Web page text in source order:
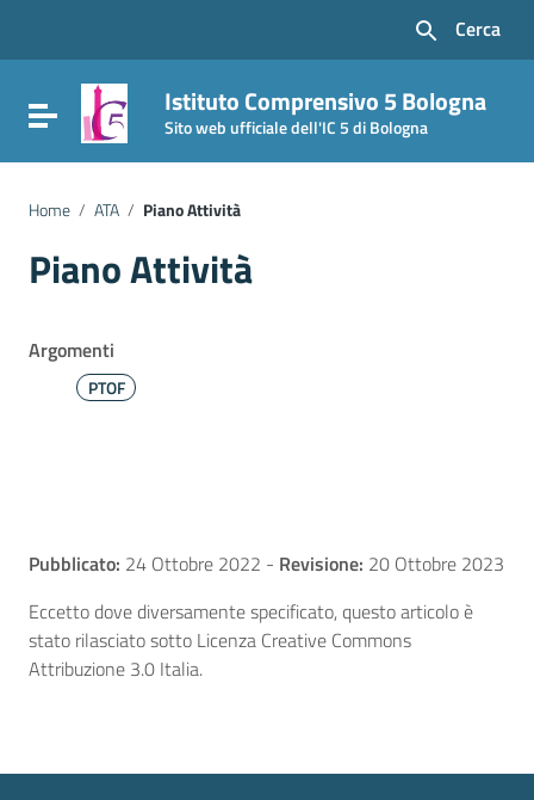
Vai al footer
Cerca
Attiva / disattiva la navigazione
Istituto Comprensivo 5 Bologna
Sito web ufficiale dell'IC 5 di Bologna
Home / ATA / Piano Attività
Piano Attività
Argomenti
PTOF
Pubblicato: 24 Ottobre 2022 - Revisione: 20 Ottobre 2023
Eccetto dove diversamente specificato, questo articolo è
stato rilasciato sotto Licenza Creative Commons
Attribuzione 3.0 Italia.